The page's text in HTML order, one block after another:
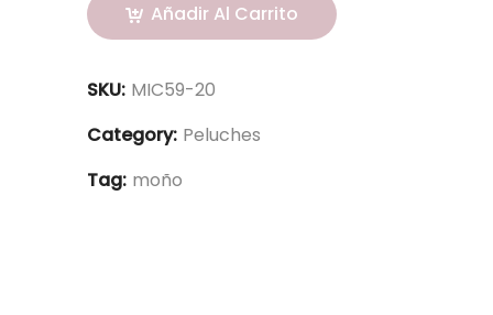
Añadir Al Carrito
SKU: MIC59-20
Category: Peluches
Tag: moño